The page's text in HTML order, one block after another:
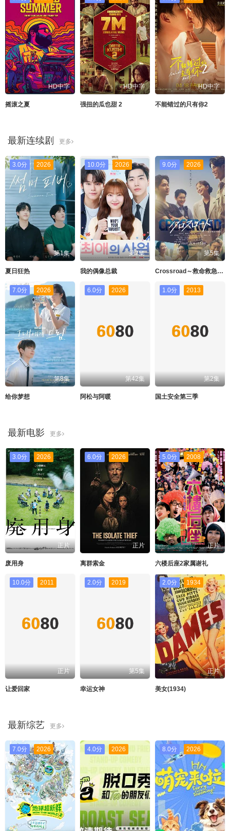
HD中字
摇滚之夏
HD中字
强扭的瓜也甜 2
HD中字
不能错过的只有你2
最新连续剧 更多
3.0分 2026
第1集
夏日狂热
10.0分 2026
第2集
我的偶像总裁
9.0分 2026
第5集
Crossroad～救命救急的约定
7.0分 2026
第8集
给你梦想
6.0分 2026
第42集
阿松与阿暖
1.0分 2013
第2集
国土安全第三季
最新电影 更多
3.0分 2026
正片
废用身
6.0分 2026
正片
离群索金
5.0分 2008
正片
六楼后座2家属谢礼
10.0分 2011
正片
让爱回家
2.0分 2019
第5集
幸运女神
2.0分 1934
正片
美女(1934)
最新综艺 更多
7.0分 2026 4.0分 2026 8.0分 2026